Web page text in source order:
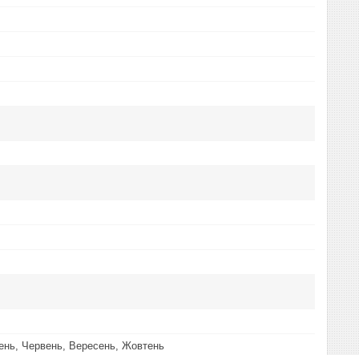
Червень, Вересень, Жовтень